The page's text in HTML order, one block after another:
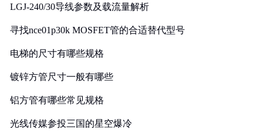
LGJ-240/30导线参数及载流量解析
寻找nce01p30k MOSFET管的合适替代型号
电梯的尺寸有哪些规格
镀锌方管尺寸一般有哪些
铝方管有哪些常见规格
光线传媒参投三国的星空爆冷